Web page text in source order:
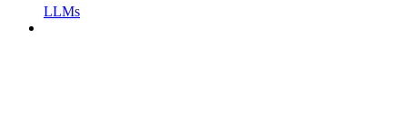
LLMs